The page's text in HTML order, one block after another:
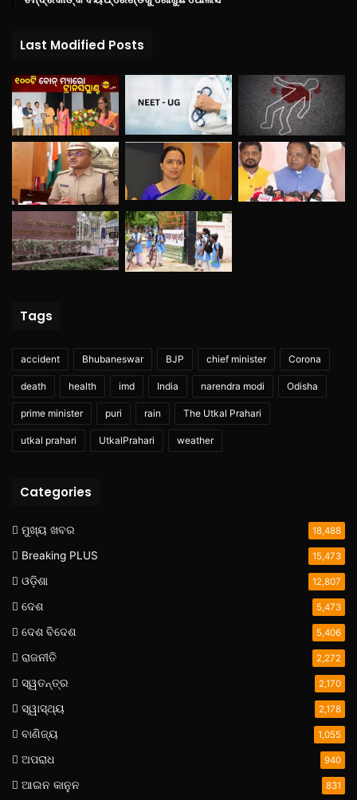
Last Modified Posts
Tags
accident Bhubaneswar BJP chief minister Corona
death health imd India narendra modi Odisha
prime minister puri rain The Utkal Prahari
utkal prahari UtkalPrahari weather
Categories
ମୁଖ୍ୟ ଖବର 18,488
Breaking PLUS 15,473
ଓଡ଼ିଶା 12,807
ଦେଶ 5,473
ଦେଶ ବିଦେଶ 5,406
ରାଜନୀତି 2,272
ସ୍ୱତନ୍ତ୍ର 2,170
ସ୍ୱାସ୍ଥ୍ୟ 2,178
ବାଣିଜ୍ୟ 1,055
ଅପରାଧ 940
ଆଇନ କାନୁନ 831